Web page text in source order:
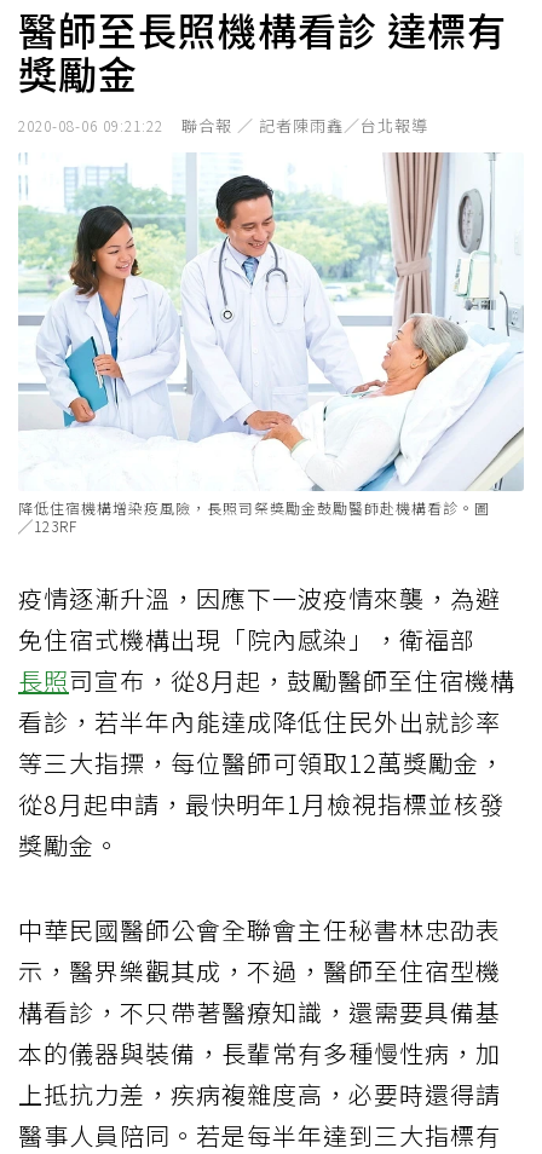
醫師至長照機構看診 達標有
獎勵金
2020-08-06 09:21:22 聯合報 ／ 記者陳雨鑫／台北報導
降低住宿機構增染疫風險，長照司祭獎勵金鼓勵醫師赴機構看診。圖
╱123RF
疫情逐漸升溫，因應下一波疫情來襲，為避
免住宿式機構出現「院內感染」，衛福部
長照司宣布，從8月起，鼓勵醫師至住宿機構
看診，若半年內能達成降低住民外出就診率
等三大指摽，每位醫師可領取12萬獎勵金，
從8月起申請，最快明年1月檢視指標並核發
獎勵金。
中華民國醫師公會全聯會主任秘書林忠劭表
示，醫界樂觀其成，不過，醫師至住宿型機
構看診，不只帶著醫療知識，還需要具備基
本的儀器與裝備，長輩常有多種慢性病，加
上抵抗力差，疾病複雜度高，必要時還得請
醫事人員陪同。若是每半年達到三大指標有